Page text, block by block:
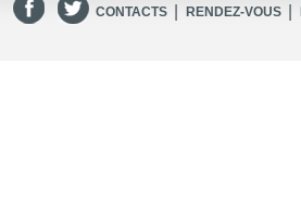
CONTACTS RENDEZ-VOUS